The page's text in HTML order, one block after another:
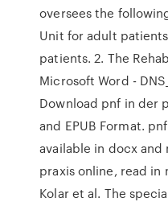
oversees the
Unit for adult
patients. 2. The
Microsoft Word -
Download pnf in der
and EPUB Format.
available in docx
praxis online, read in
Kolar et al. The